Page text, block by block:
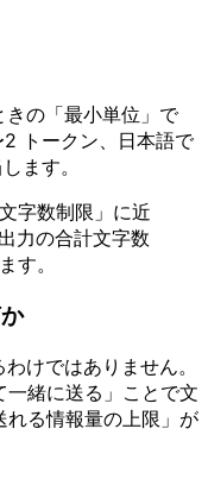
きの「最小単位」で
トークン、日本語で
ます。
字数制限」に近
力の合計文字数
す。
けではありません。
緒に送る」ことで文
れる情報量の上限」が